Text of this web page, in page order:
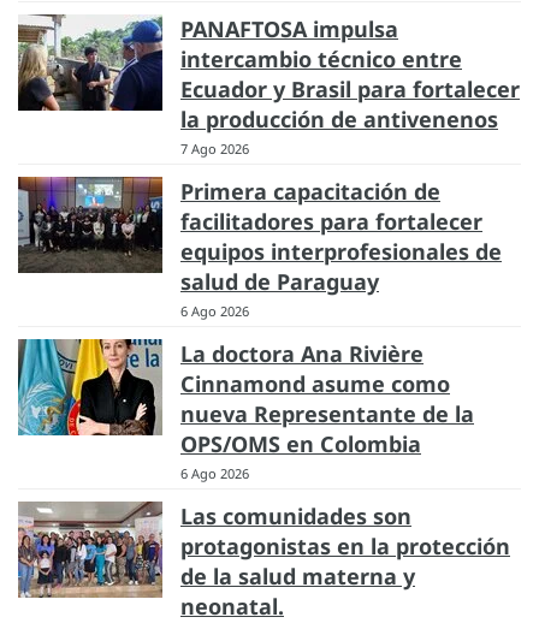
PANAFTOSA impulsa
intercambio técnico entre
Ecuador y Brasil para fortalecer
la producción de antivenenos
7 Ago 2026
Primera capacitación de
facilitadores para fortalecer
equipos interprofesionales de
salud de Paraguay
6 Ago 2026
La doctora Ana Rivière
Cinnamond asume como
nueva Representante de la
OPS/OMS en Colombia
6 Ago 2026
Las comunidades son
protagonistas en la protección
de la salud materna y
neonatal.